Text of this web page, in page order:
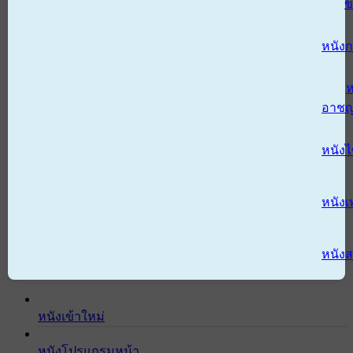
หนัง
อาช
หนัง
หนังเ
หนัง
หนังเข้าใหม่